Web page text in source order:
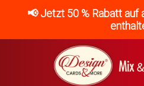
📢 Jetzt 50 % Rabatt auf